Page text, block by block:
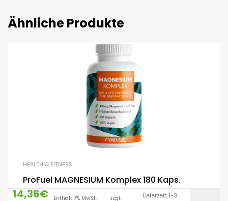
Ähnliche Produkte
HEALTH & FITNESS
ProFuel MAGNESIUM Komplex 180 Kaps.
14,36€ Enthält 7% MwSt. zzgl. Lieferzeit: 1-3